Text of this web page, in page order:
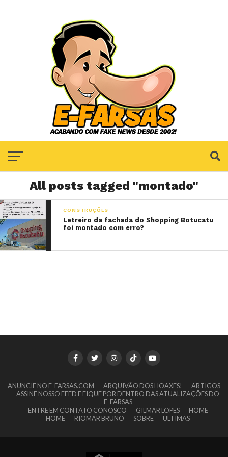
All posts tagged "montado"
CONSTRUÇÕES
Letreiro da fachada do Shopping Botucatu
foi montado com erro?
ANUNCIE NO E-FARSAS.COM ARQUIVÃO DOS HOAXES!
ARTIGOS
ASSINE NOSSO FEED E FIQUE POR DENTRO DAS ATUALIZAÇÕES DO
E-FARSAS
ENTRE EM CONTATO CONOSCO
GILMAR LOPES
HOME
HOME
RIOMAR BRUNO SOBRE ULTIMAS